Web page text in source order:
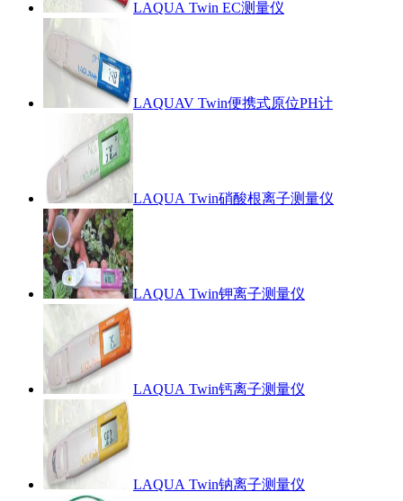
LAQUA Twin EC测量仪
LAQUAV Twin便携式原位PH计
LAQUA Twin硝酸根离子测量仪
LAQUA Twin钾离子测量仪
LAQUA Twin钙离子测量仪
LAQUA Twin钠离子测量仪